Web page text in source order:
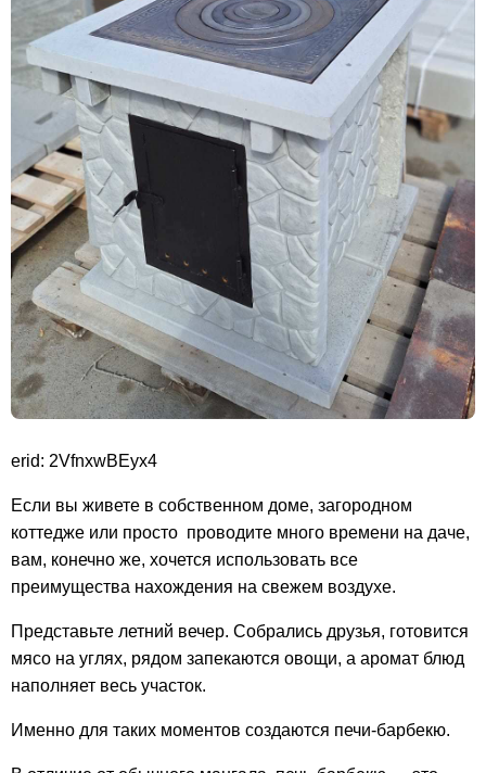
erid: 2VfnxwBEyx4
Если вы живете в собственном доме, загородном
коттедже или просто проводите много времени на даче,
вам, конечно же, хочется использовать все
преимущества нахождения на свежем воздухе.
Представьте летний вечер. Собрались друзья, готовится
мясо на углях, рядом запекаются овощи, а аромат блюд
наполняет весь участок.
Именно для таких моментов создаются печи-барбекю.